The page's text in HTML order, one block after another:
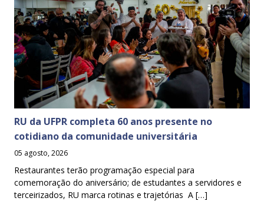
RU da UFPR completa 60 anos presente no
cotidiano da comunidade universitária
05 agosto, 2026
Restaurantes terão programação especial para
comemoração do aniversário; de estudantes a servidores e
terceirizados, RU marca rotinas e trajetórias A […]